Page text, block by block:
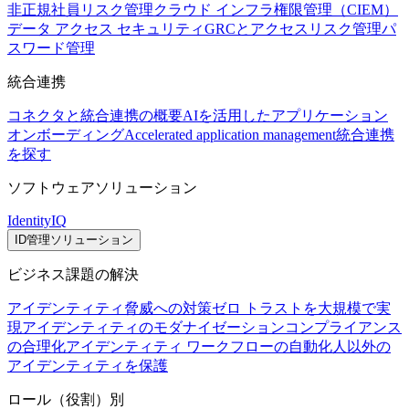
非正規社員リスク管理クラウド インフラ権限管理（CIEM）
データ アクセス セキュリティGRCとアクセスリスク管理パ
スワード管理
統合連携
コネクタと統合連携の概要AIを活用したアプリケーション
オンボーディングAccelerated application management統合連携
を探す
ソフトウェアソリューション
IdentityIQ
ID管理ソリューション
ビジネス課題の解決
アイデンティティ脅威への対策ゼロ トラストを大規模で実
現アイデンティティのモダナイゼーションコンプライアンス
の合理化アイデンティティ ワークフローの自動化人以外の
アイデンティティを保護
ロール（役割）別